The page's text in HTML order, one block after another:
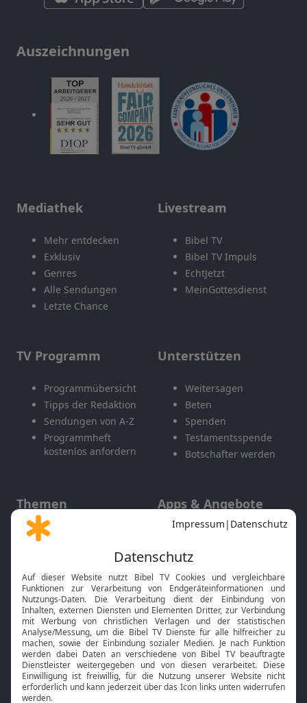
Auszeichnungen
Mediathek
Mehr entdecken
Exklusiv
Genres
Alle Sendungen
Letzte Chance
Livestream
Bibel TV
Bibel TV Impuls
EchtJetzt
MeinGottesdienst
TV Programm
Programmübersicht
Tipps der Redaktion
Sendungen von A-Z
Programmheft
kostenlos anfordern
Unterstützen
Weitersagen
Beten
Spenden
Testamentsspende
Botschafter werden
Themen
Gott und Bibel erklärt
Neuigkeiten
Apps & Angebote
Mobile App
Smart TV
HbbTV
Bibelthek Online-Bibel
Nächster Gottesdienst
Bibel TV Service